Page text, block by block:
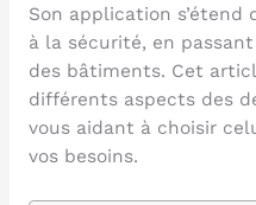
Son application s’étend
à la sécurité, en
des bâtiments. Cet
différents aspects des
vous aidant à choisir
vos besoins.